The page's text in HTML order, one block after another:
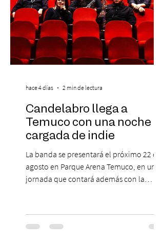
Candelabro llega a
Temuco con una noche
cargada de indie
La banda se presentará el próximo 22 de
agosto en Parque Arena Temuco, en una
jornada que contará además con la
agosto, el Parque Arena Temuco será
escenario de una noche dedicada al indie
hace 4 días 2 min de lectura